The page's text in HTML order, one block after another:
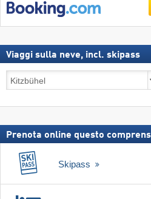
Viaggi sulla neve, incl. skipass
Viaggi
sulla
incl.
Prenota online questo
Skipass